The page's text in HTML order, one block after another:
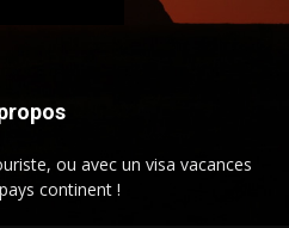
ou avec un visa vacances
continent !